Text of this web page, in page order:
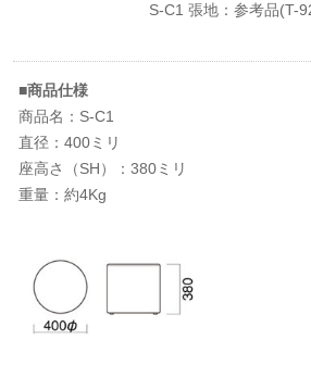
S-C1 張地：参考品(T-
■商品仕様
商品名：S-C1
直径：400ミリ
座高さ（SH）：380ミリ
重量：約4Kg